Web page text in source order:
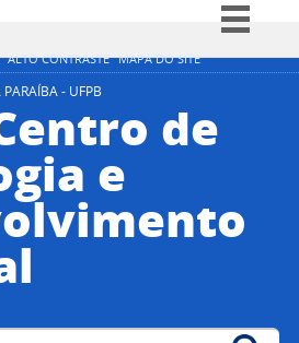
ALTO CONTRASTE MAPA DO SITE
Simplifique!
Participe
Legislação
Canais
- UFPB
de
e